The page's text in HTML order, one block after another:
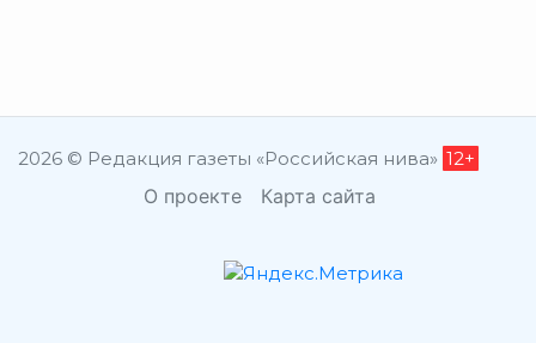
2026 © Редакция газеты «Российская нива» 12+
О проекте Карта сайта